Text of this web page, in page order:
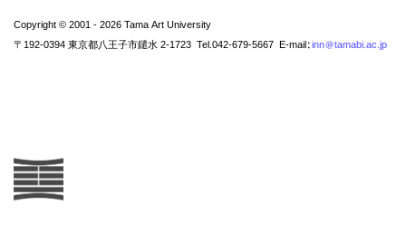
Copyright © 2001 - 2026 Tama Art University
〒192-0394 東京都八王子市鑓水 2-1723 Tel.042-679-5667 E-mail:inn@tamabi.ac.jp